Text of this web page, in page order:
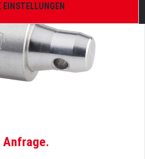
EINSTELLUNGEN